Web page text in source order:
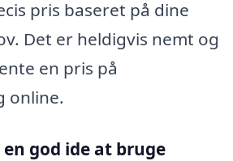
pris baseret på dine
Det er heldigvis nemt og
en pris på
online.
god ide at bruge